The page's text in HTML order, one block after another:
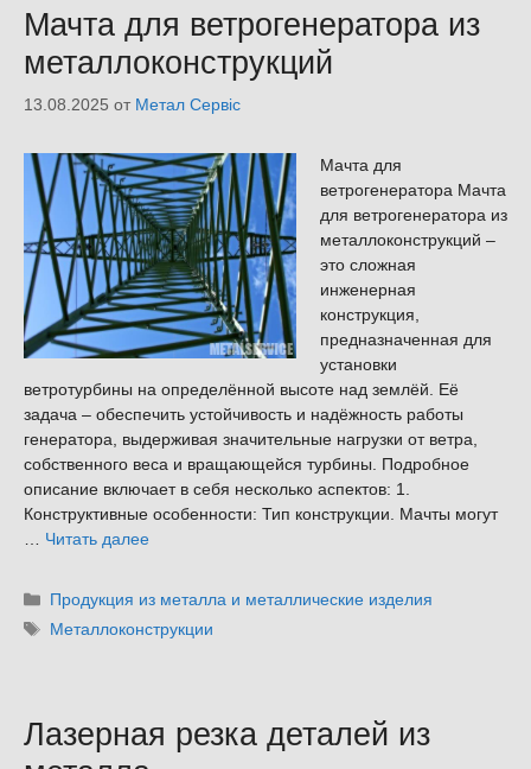
Мачта для ветрогенератора из
металлоконструкций
13.08.2025 от Метал Сервіс
Мачта для
ветрогенератора Мачта
для ветрогенератора из
металлоконструкций –
это сложная
инженерная
конструкция,
предназначенная для
установки
ветротурбины на определённой высоте над землёй. Её
задача – обеспечить устойчивость и надёжность работы
генератора, выдерживая значительные нагрузки от ветра,
собственного веса и вращающейся турбины. Подробное
описание включает в себя несколько аспектов: 1.
Конструктивные особенности: Тип конструкции. Мачты могут
Читать далее
Рубрики
Продукция из металла и металлические изделия
Метки
Металлоконструкции
Лазерная резка деталей из